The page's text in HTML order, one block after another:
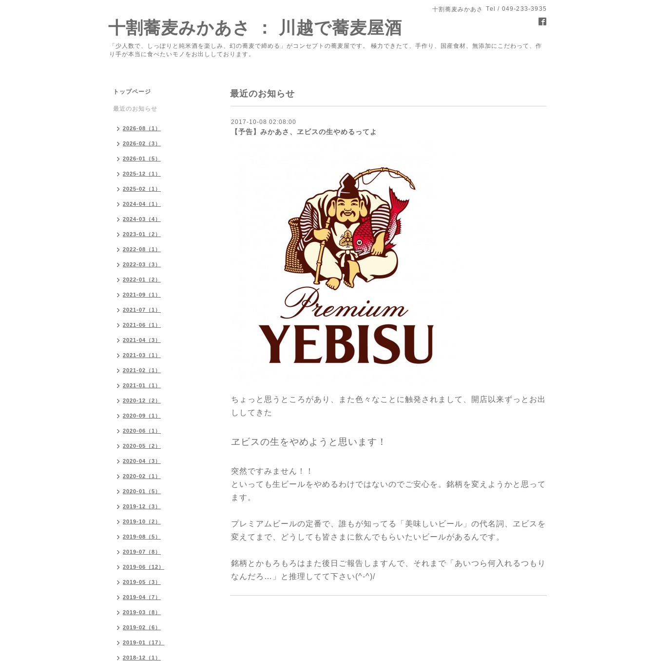
十割蕎麦みかあさ Tel / 049-233-3935
十割蕎麦みかあさ ： 川越で蕎麦屋酒
「少人数で、しっぽりと純米酒を楽しみ、幻の蕎麦で締める」がコンセプトの蕎麦屋です。 極力できたて、手作り、国産食材、無添加にこだわって、作
り手が本当に食べたいモノをお出ししております。
最近のお知らせ
2017-10-08 02:08:00
【予告】みかあさ、ヱビスの生やめるってよ
ちょっと思うところがあり、また色々なことに触発されまして、開店以来ずっとお出
ししてきた
ヱビスの生をやめようと思います！
突然ですみません！！
といっても生ビールをやめるわけではないのでご安心を。銘柄を変えようかと思って
ます。
プレミアムビールの定番で、誰もが知ってる「美味しいビール」の代名詞、ヱビスを
変えてまで、どうしても皆さまに飲んでもらいたいビールがあるんです。
銘柄とかもろもろはまた後日ご報告しますんで、それまで「あいつら何入れるつもり
なんだろ…」と推理してて下さい(^-^)/
トップページ
最近のお知らせ
2026-08（1）
2026-02（3）
2026-01（5）
2025-12（1）
2025-02（1）
2024-04（1）
2024-03（4）
2023-01（2）
2022-08（1）
2022-03（3）
2022-01（2）
2021-09（1）
2021-07（1）
2021-06（1）
2021-04（3）
2021-03（1）
2021-02（1）
2021-01（1）
2020-12（2）
2020-09（1）
2020-06（1）
2020-05（2）
2020-04（3）
2020-02（1）
2020-01（5）
2019-12（3）
2019-10（2）
2019-08（5）
2019-07（8）
2019-06（12）
2019-05（3）
2019-04（7）
2019-03（8）
2019-02（6）
2019-01（17）
2018-12（1）